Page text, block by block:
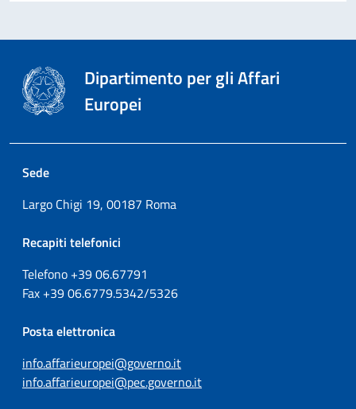
Dipartimento per gli Affari
Europei
Sede
Largo Chigi 19, 00187 Roma
Recapiti telefonici
Telefono +3906.67791
Fax +3906.6779.5342/5326
Posta elettronica
info.affarieuropei@governo.it
info.affarieuropei@pec.governo.it